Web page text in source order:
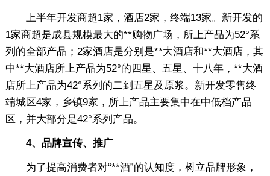
上半年开发商超1家，酒店2家，终端13家。新开发的
1家商超是成县规模最大的**购物广场，所上产品为52°系
列的全部产品；2家酒店是分别是**大酒店和**大酒店，其
中**大酒店所上产品为52°的四星、五星、十八年，**大酒
店所上产品为42°系列的二到五星及原浆。新开发零售终
端城区4家，乡镇9家，所上产品主要集中在中低档产品
区，并大部分是42°系列产品。
4、品牌宣传、推广
为了提高消费者对“**酒”的认知度，树立品牌形象，